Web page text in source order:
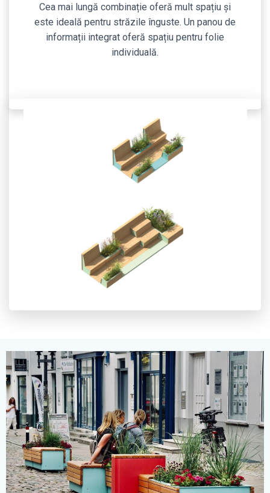
Cea mai lungă combinație oferă mult spațiu și
este ideală pentru străzile înguste. Un panou de
informații integrat oferă spațiu pentru folie
individuală.